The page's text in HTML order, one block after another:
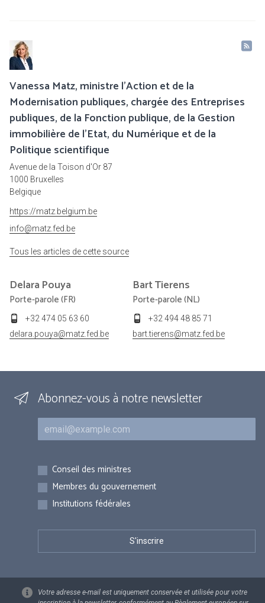
Vanessa Matz, ministre l'Action et de la
Modernisation publiques, chargée des Entreprises
publiques, de la Fonction publique, de la Gestion
immobilière de l'Etat, du Numérique et de la
Politique scientifique
Avenue de la Toison d'Or 87
1000 Bruxelles
Belgique
https://matz.belgium.be
info@matz.fed.be
Tous les articles de cette source
Delara Pouya
Porte-parole (FR)
+32 474 05 63 60
delara.pouya@matz.fed.be
BartTierens
Porte-parole (NL)
+32 494 48 85 71
bart.tierens@matz.fed.be
Abonnez-vous à notre newsletter
Courriel
Inscriptions
Conseil des ministres
Membres du gouvernement
Institutions fédérales
Votre adresse e-mail est uniquement conservée et utilisée pour votre